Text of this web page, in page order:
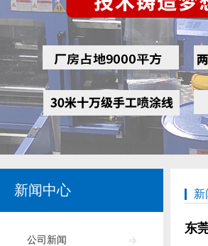
新闻中心
公司新闻
新
东